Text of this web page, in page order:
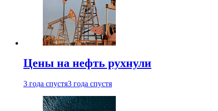
Цены на нефть рухнули
3 года спустя3 года спустя